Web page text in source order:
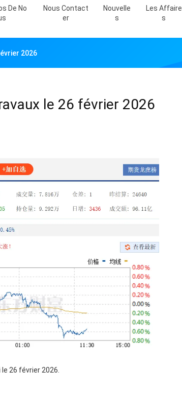
De No
Nous Contact
Er
Nouvelle
S
Les Affaire
S
2026
le 26 février 2026
26 février 2026.